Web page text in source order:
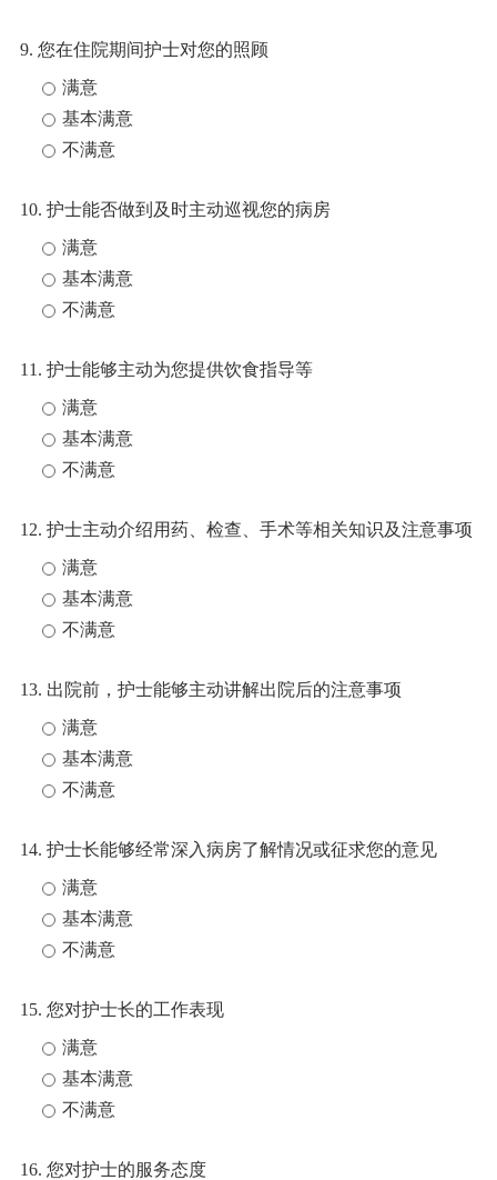
9. 您在住院期间护士对您的照顾
满意
基本满意
不满意
10. 护士能否做到及时主动巡视您的病房
满意
基本满意
不满意
11. 护士能够主动为您提供饮食指导等
满意
基本满意
不满意
12. 护士主动介绍用药、检查、手术等相关知识及注意事项
满意
基本满意
不满意
13. 出院前，护士能够主动讲解出院后的注意事项
满意
基本满意
不满意
14. 护士长能够经常深入病房了解情况或征求您的意见
满意
基本满意
不满意
15. 您对护士长的工作表现
满意
基本满意
不满意
16. 您对护士的服务态度